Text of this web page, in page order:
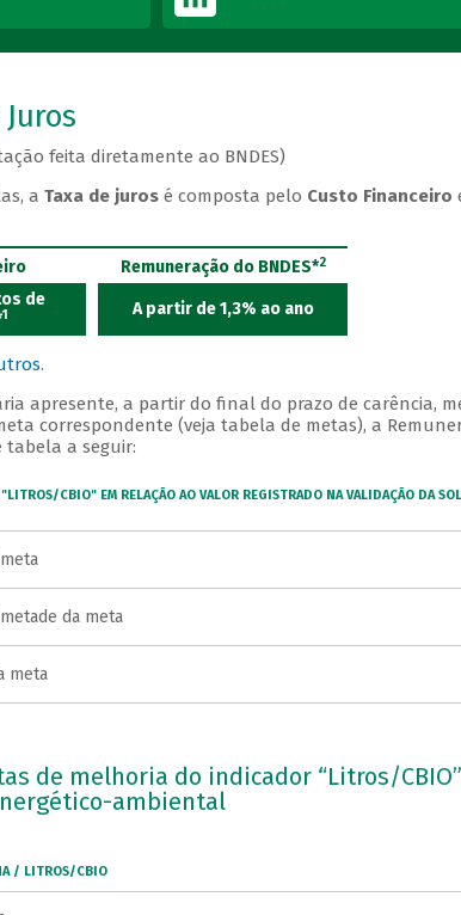
feita diretamente ao BNDES)
aTaxa de juros é composta pelo Custo Financeiro
de
1
Remuneração do BNDES*2
A partir de 1,3% ao ano
.
apresente, a partir do final do prazo de carência,
correspondente (veja tabela de metas), a
tabela a seguir:
CBIO" EM RELAÇÃO AO VALOR REGISTRADO NA VALIDAÇÃO DA
da meta
meta
de melhoria do indicador “Litros/
ambiental
/ LITROS/CBIO